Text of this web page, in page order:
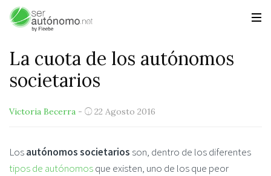
La cuota de los autónomos
societarios
Victoria Becerra - 22 Agosto 2016
Losautónomos societarios son, dentro de los diferentes
tipos de autónomosque existen, uno de los que peor